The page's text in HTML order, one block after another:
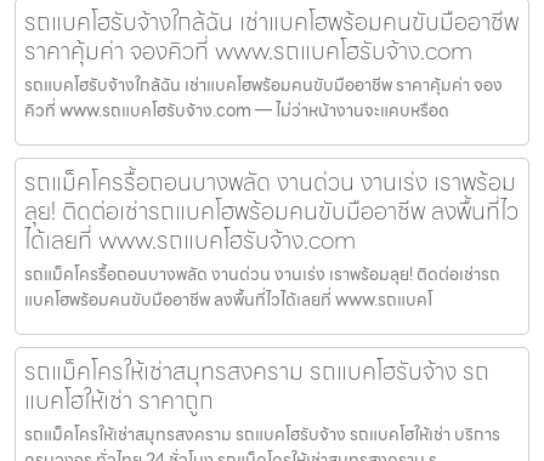
รถแบคโฮรับจ้างใกล้ฉัน เช่าแบคโฮพร้อมคนขับมืออาชีพ
ราคาคุ้มค่า จองคิวที่ www.รถแบคโฮรับจ้าง.com
รถแบคโฮรับจ้างใกล้ฉัน เช่าแบคโฮพร้อมคนขับมืออาชีพ ราคาคุ้มค่า จอง
คิวที่ www.รถแบคโฮรับจ้าง.com — ไม่ว่าหน้างานจะแคบหรือด
รถแม็คโครรื้อถอนบางพลัด งานด่วน งานเร่ง เราพร้อม
ลุย! ติดต่อเช่ารถแบคโฮพร้อมคนขับมืออาชีพ ลงพื้นที่ไว
ได้เลยที่ www.รถแบคโฮรับจ้าง.com
รถแม็คโครรื้อถอนบางพลัด งานด่วน งานเร่ง เราพร้อมลุย! ติดต่อเช่ารถ
แบคโฮพร้อมคนขับมืออาชีพ ลงพื้นที่ไวได้เลยที่ www.รถแบคโ
รถแม็คโครให้เช่าสมุทรสงคราม รถแบคโฮรับจ้าง รถ
แบคโฮให้เช่า ราคาถูก
รถแม็คโครให้เช่าสมุทรสงคราม รถแบคโฮรับจ้าง รถแบคโฮให้เช่า บริการ